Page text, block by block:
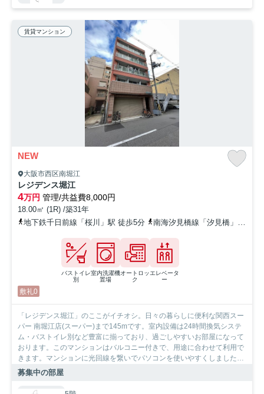
賃貸マンション
NEW
大阪市西区南堀江
レジデンス堀江
4万円 管理/共益費8,000円
18.00㎡ (1R) /築31年
地下鉄千日前線「桜川」駅 徒歩5分
南海汐見橋線「汐見橋」駅 徒歩5分
バストイレ
別
室内洗濯機
置場
オートロッ
ク
エレベータ
ー
敷礼0
「レジデンス堀江」のここがイチオシ。日々の暮らしに便利な関西スー
パー 南堀江店(スーパー)まで145mです。室内設備は24時間換気システ
ム・バストイレ別など豊富に揃っており、過ごしやすいお部屋になって
おります。このマンションはバルコニー付きで、用途に合わせて利用で
きます。マンションに光回線を繋いでパソコンを使いやすくしました。
大阪市西区エリアで信頼と実績を誇るSumoSumo心斎橋店だから、お客
ートいたしますので、まずはお気軽にお問い合わせ下さい。
募集中の部屋